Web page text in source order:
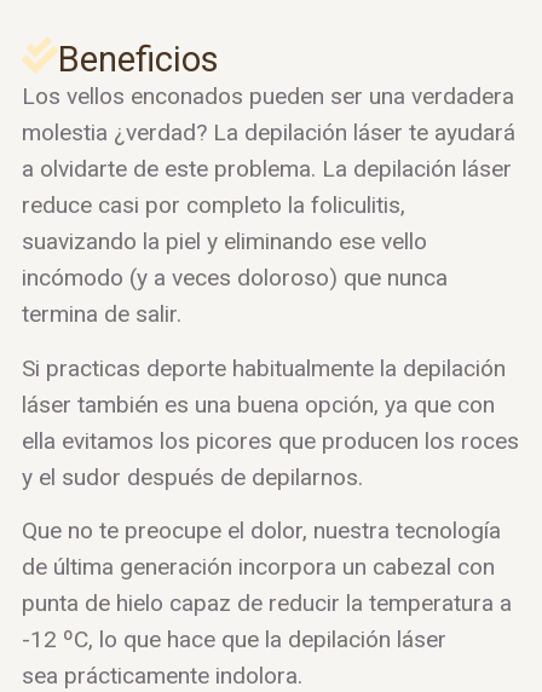
Beneficios
Los vellos enconados pueden ser una verdadera
molestia ¿verdad? La depilación láser te ayudará
a olvidarte de este problema. La depilación láser
reduce casi por completo la foliculitis,
suavizando la piel y eliminando ese vello
incómodo (y a veces doloroso) que nunca
termina de salir.
Si practicas deporte habitualmente la depilación
láser también es una buena opción, ya que con
ella evitamos los picores que producen los roces
y el sudor después de depilarnos.
Que no te preocupe el dolor, nuestra tecnología
de última generación incorpora un cabezal con
punta de hielo capaz de reducir la temperatura a
-12 ºC, lo que hace que la depilación láser
sea prácticamente indolora.